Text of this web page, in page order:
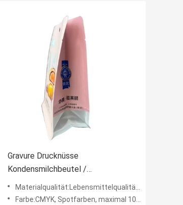
Gravure Drucknüsse
Kondensmilchbeutel /
Tiefkühlwaren Verpackung
Materialqualität:Lebensmittelqualität, SGS-Prüfung
Farbe:CMYK, Spotfarben, maximal 10 Farben, individuell angepasst